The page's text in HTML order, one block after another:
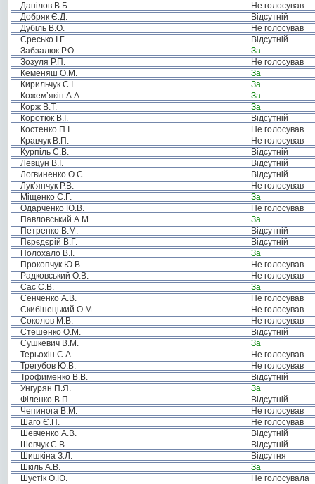
Данілов В.Б.
Не голосував
Добряк Є.Д.
Відсутній
Дубіль В.О.
Не голосував
Єресько І.Г.
Відсутній
Забзалюк Р.О.
За
Зозуля Р.П.
Не голосував
Кеменяш О.М.
За
Кирильчук Є.І.
За
Кожем’якін А.А.
За
Корж В.Т.
За
Коротюк В.І.
Відсутній
Костенко П.І.
Не голосував
Кравчук В.П.
Не голосував
Курпіль С.В.
Відсутній
Левцун В.І.
Відсутній
Логвиненко О.С.
Відсутній
Лук’янчук Р.В.
Не голосував
Міщенко С.Г.
За
Одарченко Ю.В.
Не голосував
Павловський А.М.
За
Петренко В.М.
Відсутній
Пєрєдєрій В.Г.
Відсутній
Полохало В.І.
За
Прокопчук Ю.В.
Не голосував
Радковський О.В.
Не голосував
Сас С.В.
За
Сенченко А.В.
Не голосував
Скибінецький О.М.
Не голосував
Соколов М.В.
Не голосував
Стешенко О.М.
Відсутній
Сушкевич В.М.
За
Терьохін С.А.
Не голосував
Трегубов Ю.В.
Не голосував
Трофименко В.В.
Відсутній
Унгурян П.Я.
За
Філенко В.П.
Відсутній
Чепинога В.М.
Не голосував
Шаго Є.П.
Не голосував
Шевченко А.В.
Відсутній
Шевчук С.В.
Відсутній
Шишкіна З.Л.
Відсутня
Шкіль А.В.
За
Шустік О.Ю.
Не голосувала